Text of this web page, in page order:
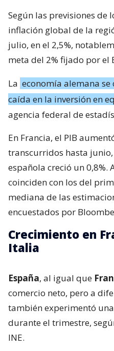
Según las previsiones de
inflación global de la
julio, en el 2,5%,
meta del 2% fijado por el
La economía alemana
caída en la inversión en
agencia federal de
En Francia, el PIB
transcurridos hasta
española creció un 0,8%.
coinciden con los del
mediana de las
encuestados por
Crecimiento en
Italia
España, al igual que
comercio neto, pero a
también experimentó
durante el trimestre,
INE.